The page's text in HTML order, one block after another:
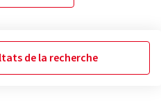
de la recherche